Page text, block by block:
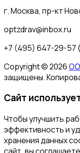
г. Москва, пр-кт
optzdrav@inbox.ru
+7 (495) 647-29-57
Copyright ©2026
защищены.
Сайт
Чтобы улучшить
эффективность и
хранения данных